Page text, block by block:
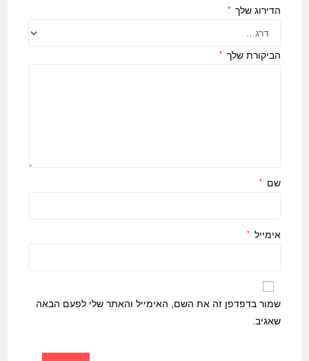
הדירוג שלך *
הביקורת שלך *
שם *
אימייל *
שמור בדפדפן זה את השם, האימייל והאתר שלי לפעם הבאה
שאגיב.